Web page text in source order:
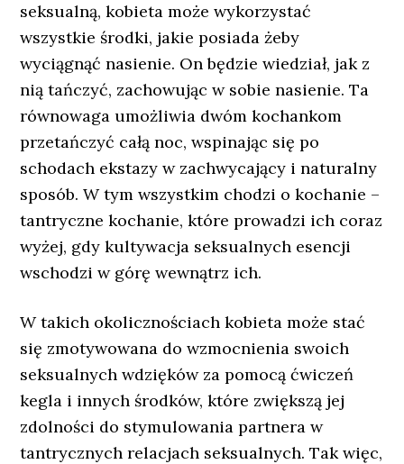
seksualną, kobieta może wykorzystać
wszystkie środki, jakie posiada żeby
wyciągnąć nasienie. On będzie wiedział, jak z
nią tańczyć, zachowując w sobie nasienie. Ta
równowaga umożliwia dwóm kochankom
przetańczyć całą noc, wspinając się po
schodach ekstazy w zachwycający i naturalny
sposób. W tym wszystkim chodzi o kochanie –
tantryczne kochanie, które prowadzi ich coraz
wyżej, gdy kultywacja seksualnych esencji
wschodzi w górę wewnątrz ich.
W takich okolicznościach kobieta może stać
się zmotywowana do wzmocnienia swoich
seksualnych wdzięków za pomocą ćwiczeń
kegla i innych środków, które zwiększą jej
zdolności do stymulowania partnera w
tantrycznych relacjach seksualnych. Tak więc,